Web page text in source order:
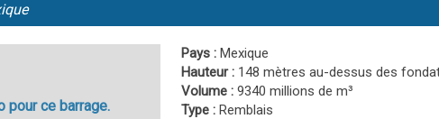
pour ce barrage.
Pays : Mexique
Hauteur : 148 mètres au-dessus des
Volume : 9340 millions de m³
Type : Remblais